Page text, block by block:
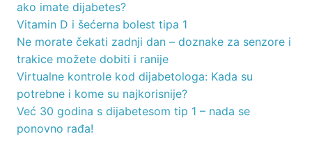
ako imate dijabetes?
Vitamin D i šećerna bolest tipa 1
Ne morate čekati zadnji dan – doznake za senzore i
trakice možete dobiti i ranije
Virtualne kontrole kod dijabetologa: Kada su
potrebne i kome su najkorisnije?
Već 30 godina s dijabetesom tip 1 – nada se
ponovno rađa!